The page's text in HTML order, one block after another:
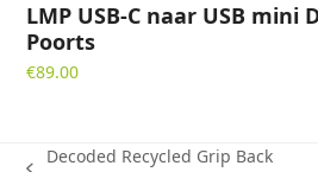
LMP USB-C naar USB mini
Poorts
€89.00
Decoded Recycled Grip Back